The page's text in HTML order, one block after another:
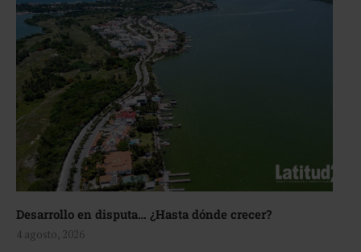
Desarrollo en disputa… ¿Hasta dónde crecer?
4 agosto, 2026